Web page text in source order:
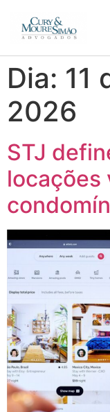
Dia: 11
2026
STJ
locações